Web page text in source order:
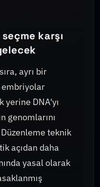
karşı
ayrı bir
embriyolar
yerine DNA'yı
genomlarını
teknik
açıdan daha
yasal olarak